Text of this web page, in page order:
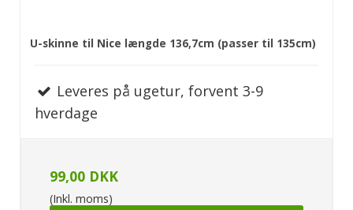
U-skinne til Nice længde 136,7cm (passer til 135cm)
Leveres på ugetur, forvent 3-9
hverdage
99,00 DKK
(Inkl. moms)